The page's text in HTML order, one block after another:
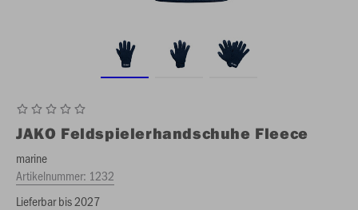
JAKO Feldspielerhandschuhe Fleece
marine
Artikelnummer: 1232
Lieferbar bis 2027